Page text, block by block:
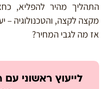
התהליך מהיר להפליא,
מקצה לקצה, והטכנולוגיה –
אז מה לגבי המחיר?
לייעוץ ראשוני